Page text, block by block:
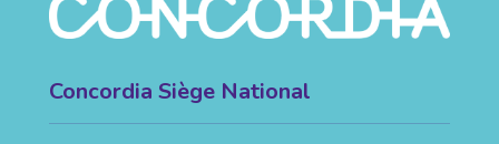
Concordia Siège National